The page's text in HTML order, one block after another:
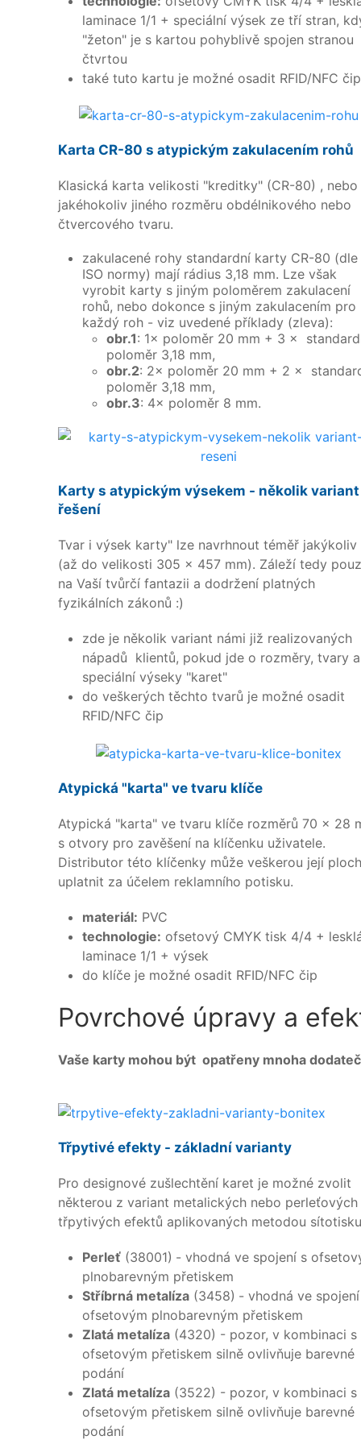
laminace 1/1 + speciální výsek ze tří stran,
"žeton" je s kartou pohyblivě spojen stranou
čtvrtou
také tuto kartu je možné osadit RFID/NFC
Karta CR-80 s atypickým zakulacením rohů
Klasická karta velikosti "kreditky" (CR-80) , nebo
jakéhokoliv jiného rozměru obdélnikového nebo
čtvercového tvaru.
zakulacené rohy standardní karty CR-80 (dle
ISO normy) mají rádius 3,18 mm. Lze však
vyrobit karty s jiným poloměrem zakulacení
rohů, nebo dokonce s jiným zakulacením pro
každý roh - viz uvedené příklady (zleva):
obr.1: 1× poloměr 20 mm + 3 ×
poloměr 3,18 mm,
obr.2: 2× poloměr 20 mm + 2 ×
poloměr 3,18 mm,
obr.3: 4× poloměr 8 mm.
Karty s atypickým výsekem - několik variant
řešení
Tvar i výsek karty" lze navrhnout téměř jakýkoliv
(až do velikosti 305 × 457 mm). Záleží tedy
na Vaší tvůrčí fantazii a dodržení platných
fyzikálních zákonů :)
zde je několik variant námi již realizovaných
nápadů klientů, pokud jde o rozměry, tvary a
speciální výseky "karet"
do veškerých těchto tvarů je možné osadit
RFID/NFC čip
Atypická "karta" ve tvaru klíče
Atypická "karta" ve tvaru klíče rozměrů 70 x 28
s otvory pro zavěšení na klíčenku uživatele.
Distributor této klíčenky může veškerou její
uplatnit za účelem reklamního potisku.
materiál: PVC
technologie: ofsetový CMYK tisk 4/4 +
laminace 1/1 + výsek
do klíče je možné osadit RFID/NFC čip
Povrchové úpravy a
Vaše karty mohou být opatřeny mnoha
Třpytivé efekty - základní varianty
Pro designové zušlechtění karet je možné zvolit
některou z variant metalických nebo perleťových
třpytivých efektů aplikovaných metodou
Perleť (38001) - vhodná ve spojení s
plnobarevným přetiskem
Stříbrná metalíza (3458) - vhodná ve
ofsetovým plnobarevným přetiskem
Zlatá metalíza (4320) - pozor, v kombinaci s
ofsetovým přetiskem silně ovlivňuje barevné
podání
Zlatá metalíza (3522) - pozor, v kombinaci s
ofsetovým přetiskem silně ovlivňuje barevné
podání